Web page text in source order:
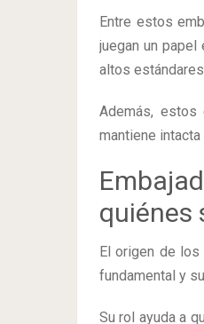
Entre estos
juegan un
altos
Además,
mantiene
quiénes
El origen de
fundamental y
Su rol ayuda a